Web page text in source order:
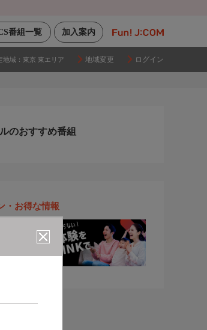
加入案内
番組一覧
地域： 東京 東エリア 地域変更 ログイン
のおすすめ番組
・お得な情報